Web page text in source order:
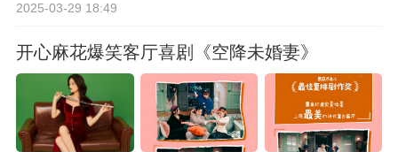
2025-03-29 18:49
开心麻花爆笑客厅喜剧《空降未婚妻》